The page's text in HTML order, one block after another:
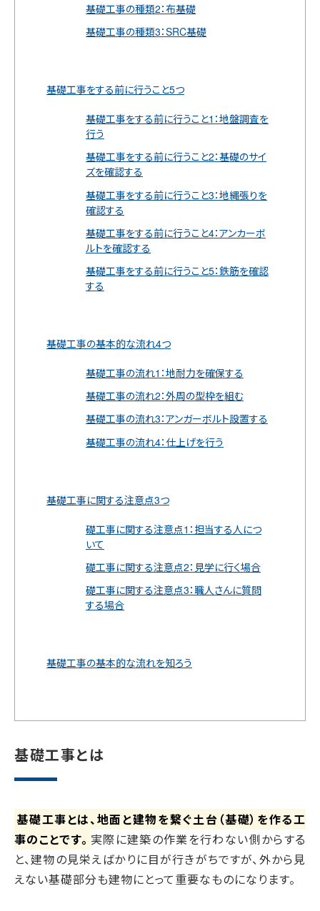
基礎工事の種類2：布基礎
基礎工事の種類3：SRC基礎
基礎工事をする前に行うこと5つ
基礎工事をする前に行うこと1：地盤調査を
行う
基礎工事をする前に行うこと2：基礎のサイ
ズを確認する
基礎工事をする前に行うこと3：地縄張りを
確認する
基礎工事をする前に行うこと4：アンカーボ
ルトを確認する
基礎工事をする前に行うこと5：鉄筋を確認
する
基礎工事の基本的な流れ4つ
基礎工事の流れ1：地耐力を確保する
基礎工事の流れ2：外周の型枠を組む
基礎工事の流れ3：アンガーボルト設置する
基礎工事の流れ4：仕上げを行う
基礎工事に関する注意点3つ
礎工事に関する注意点1：担当する人につ
いて
礎工事に関する注意点2：見学に行く場合
礎工事に関する注意点3：職人さんに質問
する場合
基礎工事の基本的な流れを知ろう
基礎工事とは
基礎工事とは、地面と建物を繋ぐ土台（基礎）を作る工
事のことです。 実際に建築の作業を行わない側からする
と、建物の見栄えばかりに目が行きがちですが、外から見
えない基礎部分も建物にとって重要なものになります。